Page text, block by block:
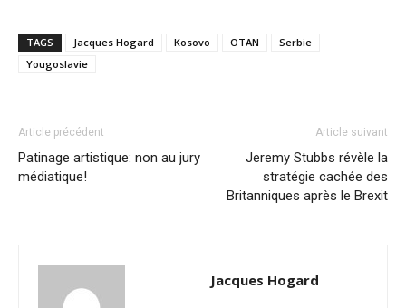
TAGS Jacques Hogard Kosovo OTAN
Serbie
Yougoslavie
Article précédent
Patinage artistique: non au jury
médiatique!
Article suivant
Jeremy Stubbs révèle la
stratégie cachée des
Britanniques après le Brexit
Jacques Hogard